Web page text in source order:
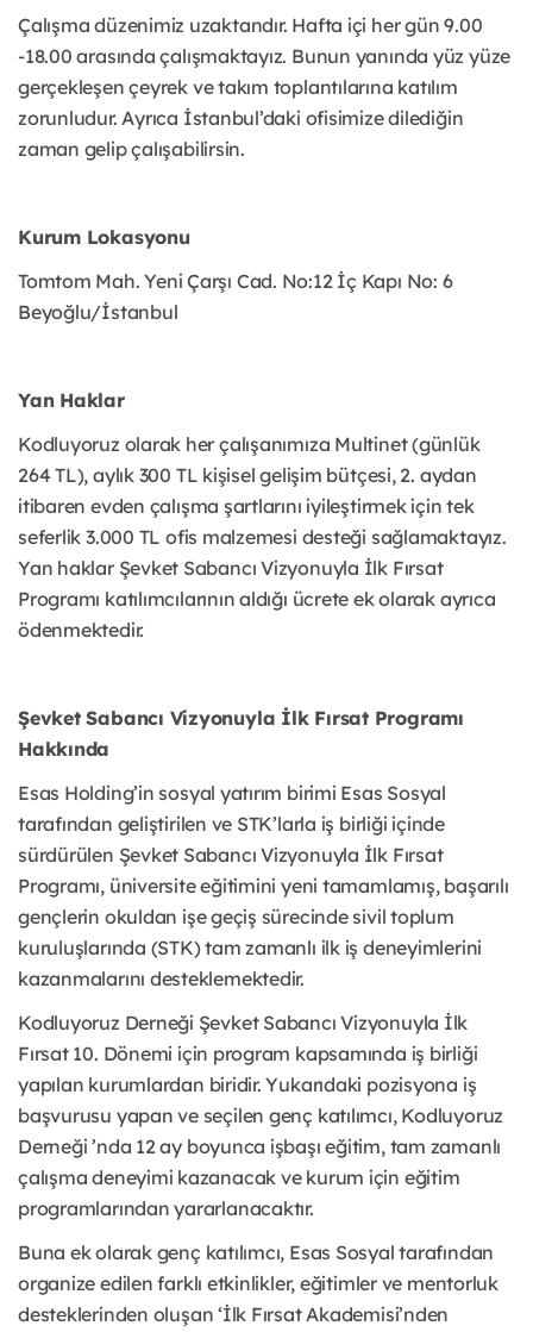
Çalışma düzenimiz uzaktandır. Hafta içi her gün 9.00
-18.00 arasında çalışmaktayız. Bunun yanında yüz yüze
gerçekleşen çeyrek ve takım toplantılarına katılım
zorunludur. Ayrıca İstanbul’daki ofisimize dilediğin
zaman gelip çalışabilirsin.
Kurum Lokasyonu
Tomtom Mah. Yeni Çarşı Cad. No:12 İç Kapı No: 6
Beyoğlu/İstanbul
Yan Haklar
Kodluyoruz olarak her çalışanımıza Multinet (günlük
264 TL), aylık 300 TL kişisel gelişim bütçesi, 2. aydan
itibaren evden çalışma şartlarını iyileştirmek için tek
seferlik 3.000 TL ofis malzemesi desteği sağlamaktayız.
Yan haklar Şevket Sabancı Vizyonuyla İlk Fırsat
Programı katılımcılarının aldığı ücrete ek olarak ayrıca
ödenmektedir.
Şevket Sabancı Vizyonuyla İlk Fırsat Programı
Hakkında
Esas Holding’in sosyal yatırım birimi Esas Sosyal
tarafından geliştirilen ve STK’larla iş birliği içinde
sürdürülen Şevket Sabancı Vizyonuyla İlk Fırsat
Programı, üniversite eğitimini yeni tamamlamış, başarılı
gençlerin okuldan işe geçiş sürecinde sivil toplum
kuruluşlarında (STK) tam zamanlı ilk iş deneyimlerini
kazanmalarını desteklemektedir.
Kodluyoruz Derneği Şevket Sabancı Vizyonuyla İlk
Fırsat 10. Dönemi için program kapsamında iş birliği
yapılan kurumlardan biridir. Yukarıdaki pozisyona iş
başvurusu yapan ve seçilen genç katılımcı, Kodluyoruz
Derneği ’nda 12 ay boyunca işbaşı eğitim, tam zamanlı
çalışma deneyimi kazanacak ve kurum için eğitim
programlarından yararlanacaktır.
Buna ek olarak genç katılımcı, Esas Sosyal tarafından
organize edilen farklı etkinlikler, eğitimler ve mentorluk
desteklerinden oluşan ‘İlk Fırsat Akademisi’nden